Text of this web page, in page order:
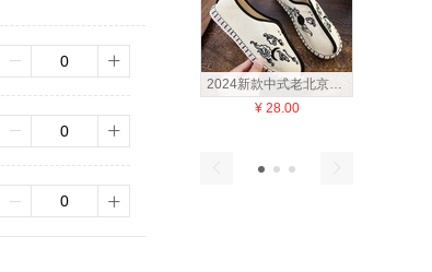
2024新款中式老北京布鞋千层布底功夫鞋中国风古风唐鞋男款帆布鞋国潮
¥ 28.00